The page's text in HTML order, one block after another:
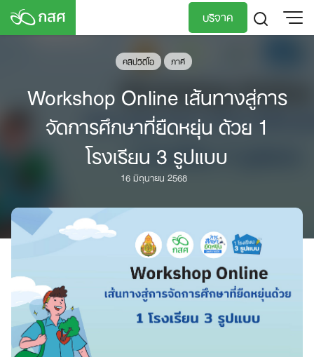
Skip
บริจาค
คลิปวิดีโอ ภาคี
Workshop Online เส้นทางสู่การ
จัดการศึกษาที่ยืดหยุ่น ด้วย 1
โรงเรียน 3 รูปแบบ
16 มิถุนายน 2568